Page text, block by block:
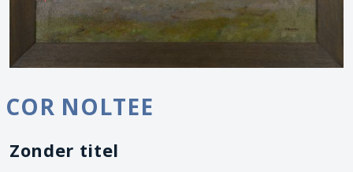
COR NOLTEE
Zonder titel